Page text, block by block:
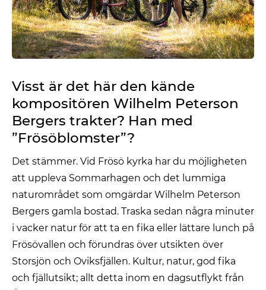
Visst är det här den kände
kompositören Wilhelm Peterson
Bergers trakter? Han med
”Frösöblomster”?
Det stämmer. Vid Frösö kyrka har du möjligheten
att uppleva Sommarhagen och det lummiga
naturområdet som omgärdar Wilhelm Peterson
Bergers gamla bostad. Traska sedan några minuter
i vacker natur för att ta en fika eller lättare lunch på
Frösövallen och förundras över utsikten över
Storsjön och Oviksfjällen. Kultur, natur, god fika
och fjällutsikt; allt detta inom en dagsutflykt från